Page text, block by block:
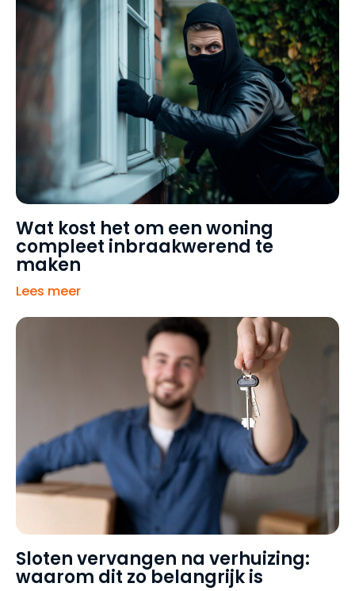
Wat kost het om een woning
compleet inbraakwerend te
maken
Lees meer
Sloten vervangen na verhuizing:
waarom dit zo belangrijk is